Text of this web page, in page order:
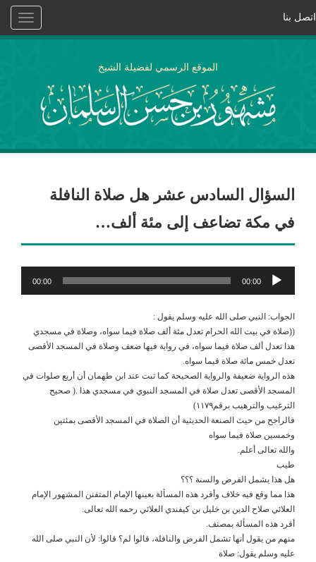
Toggle
اتصل بنا
الموقع الرسمي لفضيلة الشيخ
السؤال السادس عشر هل صلاة النافلة
في مكة تضاعف إلى مئة ألف…
مشغل
الصوت
00:00
00:00
الجواب: النبي صلى الله عليه وسلم يقول :
((صلاة في بيت الله الحرام تعدل مئة ألف صلاة فيما سواه، وصلاة في مسجدي
هذا تعدل ألف صلاة فيما سواه، في رواية فيها ضعف وصلاة في المسجد الأقصى
تعدل خمس مائة صلاة فيما سواه.
هذه الرواية ضعيفة والرواية الصحيحة كما ثبت عند ابن طهمان أن أربع صلوات في
المسجد الأقصى تعدل صلاة في المسجد النبوي في مسجدي هذا .( صحيح
الترغيب والترهيب برقم١١٧٩)
فالراجح من حيث الصنعة الحديثية أن الصلاة في المسجد الأقصى بمئتين
وخمسين صلاة فيما سواه
والله تعالى أعلم.
طيب
هل هذا يشمل الفرض والسنة ؟؟؟
هذا مما وقع فيه خلاف وأفرد هذه المسألة بعينها الإمام المتفنن المشهور الإمام
العلائي صلاح الدين بن خليل بن كيفندي العلائي رحمه الله تعالى.
أفرد هذه المسألة بمصنف.
منهم من يقول أنها تشمل الفرض والنافلة، قالوا لم؟ قالوا: لأن النبي صلى الله
عليه وسلم يقول: صلاة